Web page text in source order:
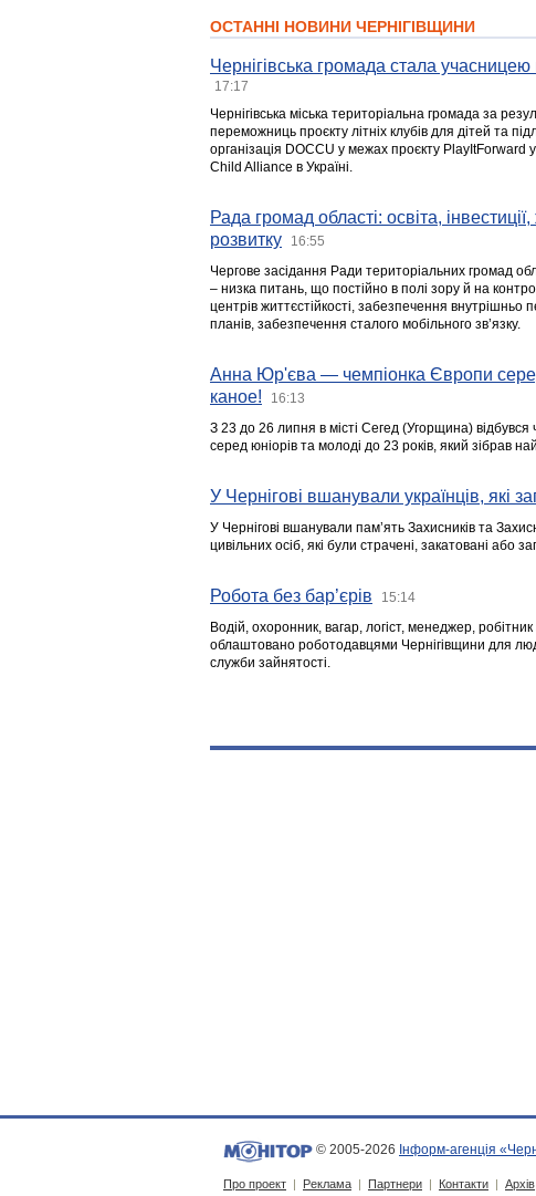
ОСТАННІ НОВИНИ ЧЕРНІГІВЩИНИ
Чернігівська громада стала учасницею
17:17
Чернігівська міська територіальна громада за
переможниць проєкту літніх клубів для дітей та
організація DOCCU у межах проєкту PlayItForward
Child Alliance в Україні.
Рада громад області: освіта,
розвитку
16:55
Чергове засідання Ради територіальних громад
– низка питань, що постійно в полі зору й на
центрів життєстійкості, забезпечення
планів, забезпечення сталого мобільного зв’язку.
Анна Юр'єва — чемпіонка Європи
каное!
16:13
З 23 до 26 липня в місті Сегед (Угорщина)
серед юніорів та молоді до 23 років, який зібрав
У Чернігові вшанували українців, які
У Чернігові вшанували пам’ять Захисників та
цивільних осіб, які були страчені, закатовані або
Робота без бар’єрів 15:14
Водій, охоронник, вагар, логіст, менеджер,
облаштовано роботодавцями Чернігівщини для
служби зайнятості.
© 2005-2026 Інформ-агенція
Про проект | Реклама | Партнери | Контакти | Архів